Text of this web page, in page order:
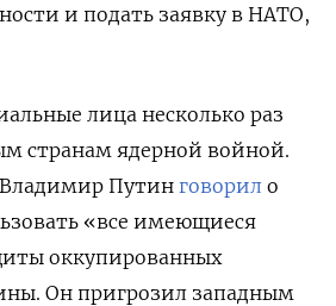
и подать заявку в НАТО,
лица несколько раз
странам ядерной войной.
Владимир Путин говорил о
«все имеющиеся
оккупированных
Он пригрозил западным